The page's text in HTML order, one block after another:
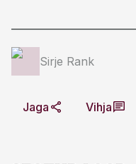
Sirje Rank
Jaga Vihja